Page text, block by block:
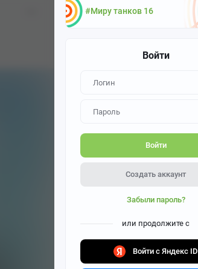
#Миру танков 16
Войти
Войти
Создать аккаунт
Забыли пароль?
или продолжите с
Войти с Яндекс ID